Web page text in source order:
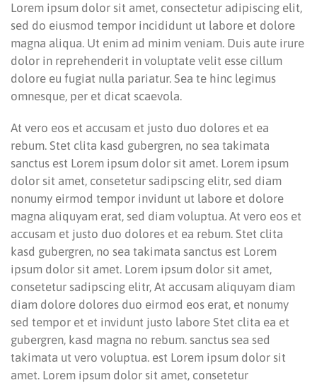
Lorem ipsum dolor sit amet, consectetur adipiscing elit,
sed do eiusmod tempor incididunt ut labore et dolore
magna aliqua. Ut enim ad minim veniam. Duis aute irure
dolor in reprehenderit in voluptate velit esse cillum
dolore eu fugiat nulla pariatur. Sea te hinc legimus
omnesque, per et dicat scaevola.
At vero eos et accusam et justo duo dolores et ea
rebum. Stet clita kasd gubergren, no sea takimata
sanctus est Lorem ipsum dolor sit amet. Lorem ipsum
dolor sit amet, consetetur sadipscing elitr, sed diam
nonumy eirmod tempor invidunt ut labore et dolore
magna aliquyam erat, sed diam voluptua. At vero eos et
accusam et justo duo dolores et ea rebum. Stet clita
kasd gubergren, no sea takimata sanctus est Lorem
ipsum dolor sit amet. Lorem ipsum dolor sit amet,
consetetur sadipscing elitr, At accusam aliquyam diam
diam dolore dolores duo eirmod eos erat, et nonumy
sed tempor et et invidunt justo labore Stet clita ea et
gubergren, kasd magna no rebum. sanctus sea sed
takimata ut vero voluptua. est Lorem ipsum dolor sit
amet. Lorem ipsum dolor sit amet, consetetur